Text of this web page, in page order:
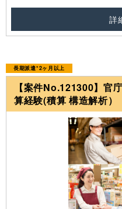
詳
長期派遣*2ヶ月以上
【案件No.121300】官
算経験(積算 構造解析）